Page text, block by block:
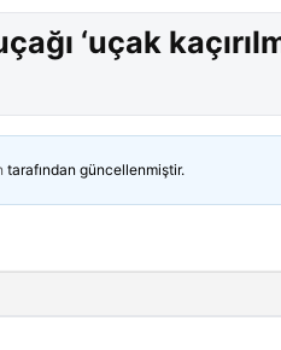
‘uçak
tarafından güncellenmiştir.